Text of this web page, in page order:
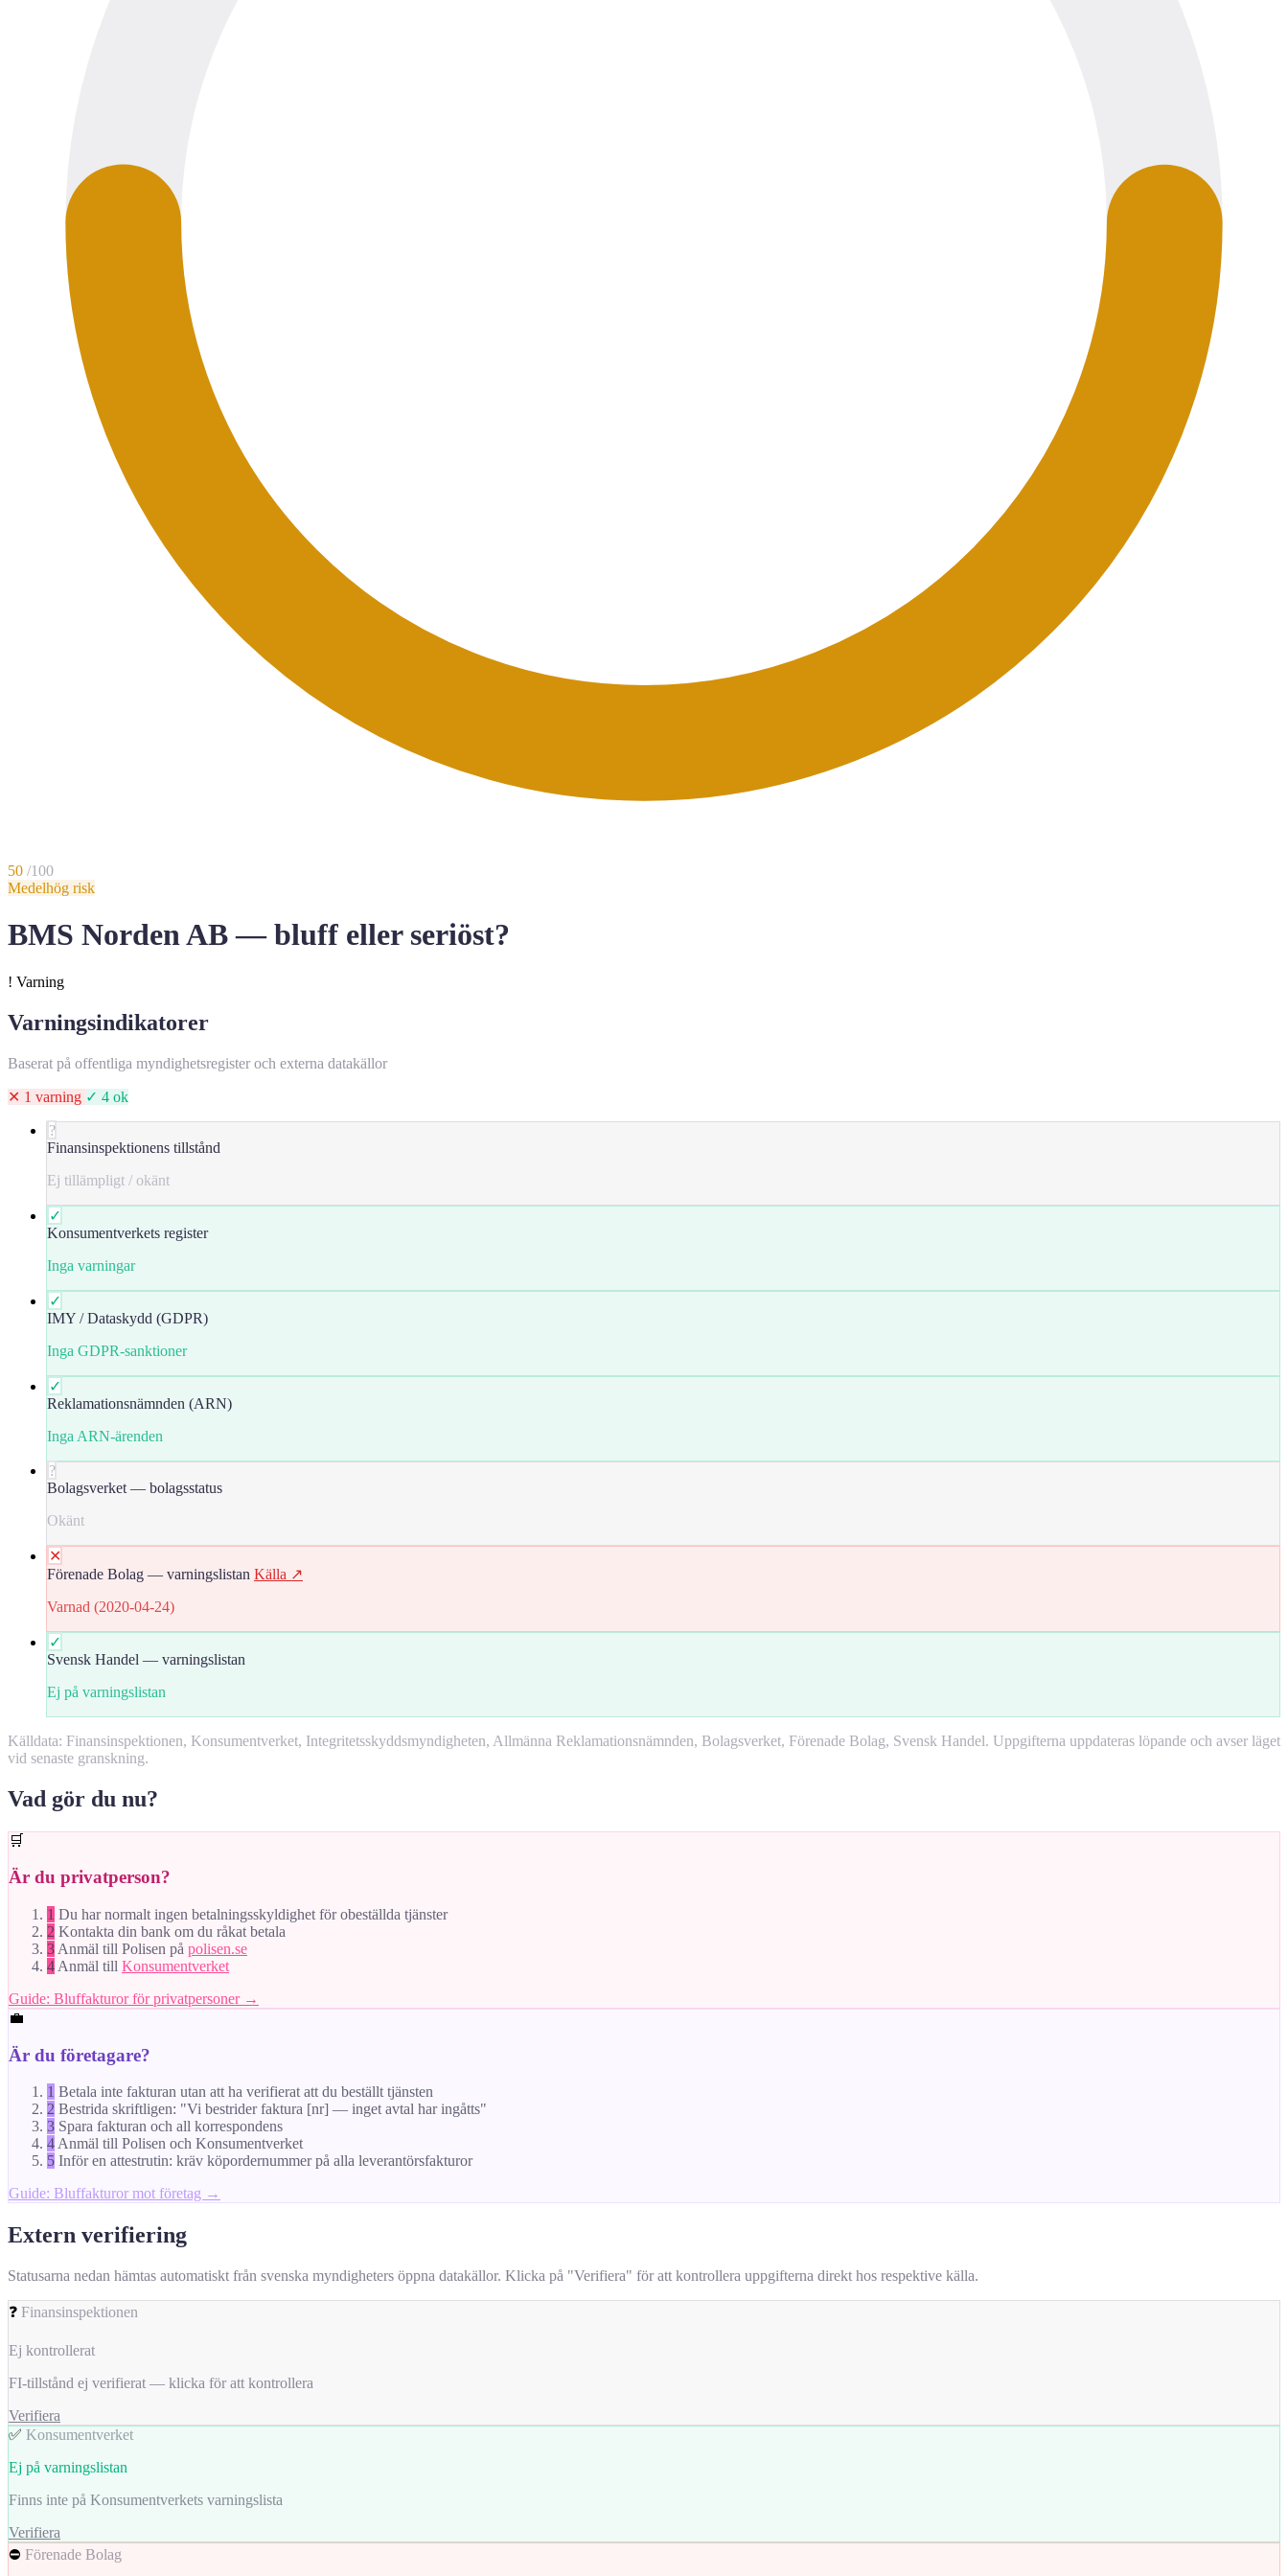
50 /100
Medelhög risk
BMS Norden AB — bluff eller seriöst?
! Varning
Varningsindikatorer
Baserat på offentliga myndighetsregister och externa datakällor
✕ 1 varning ✓ 4 ok
?
Finansinspektionens tillstånd
Ej tillämpligt / okänt
✓
Konsumentverkets register
Inga varningar
✓
IMY / Dataskydd (GDPR)
Inga GDPR-sanktioner
✓
Reklamationsnämnden (ARN)
Inga ARN-ärenden
?
Bolagsverket — bolagsstatus
Okänt
✕
Förenade Bolag — varningslistan Källa ↗
Varnad (2020-04-24)
✓
Svensk Handel — varningslistan
Ej på varningslistan
Källdata: Finansinspektionen, Konsumentverket, Integritetsskyddsmyndigheten, Allmänna Reklamationsnämnden, Bolagsverket, Förenade Bolag, Svensk Handel. Uppgifterna uppdateras löpande och avser läget
vid senaste granskning.
Vad gör du nu?
🛒
Är du privatperson?
1 Du har normalt ingen betalningsskyldighet för obeställda tjänster
2 Kontakta din bank om du råkat betala
3 Anmäl till Polisen på polisen.se
4 Anmäl till Konsumentverket
Guide: Bluffakturor för privatpersoner →
💼
Är du företagare?
1 Betala inte fakturan utan att ha verifierat att du beställt tjänsten
2 Bestrida skriftligen: "Vi bestrider faktura [nr] — inget avtal har ingåtts"
3 Spara fakturan och all korrespondens
4 Anmäl till Polisen och Konsumentverket
5 Inför en attestrutin: kräv köpordernummer på alla leverantörsfakturor
Guide: Bluffakturor mot företag →
Extern verifiering
Statusarna nedan hämtas automatiskt från svenska myndigheters öppna datakällor. Klicka på "Verifiera" för att kontrollera uppgifterna direkt hos respektive källa.
❓ Finansinspektionen
Ej kontrollerat
FI-tillstånd ej verifierat — klicka för att kontrollera
Verifiera
✅ Konsumentverket
Ej på varningslistan
Finns inte på Konsumentverkets varningslista
Verifiera
⛔ Förenade Bolag